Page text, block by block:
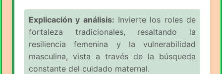
Explicación y análisis: Invierte los roles de
fortaleza tradicionales, resaltando la
resiliencia femenina y la vulnerabilidad
masculina, vista a través de la búsqueda
constante del cuidado maternal.